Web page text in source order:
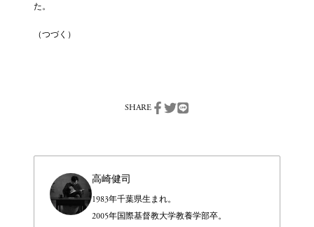
た。
（つづく）
SHARE
高崎健司
1983年千葉県生まれ。
2005年国際基督教大学教養学部卒。